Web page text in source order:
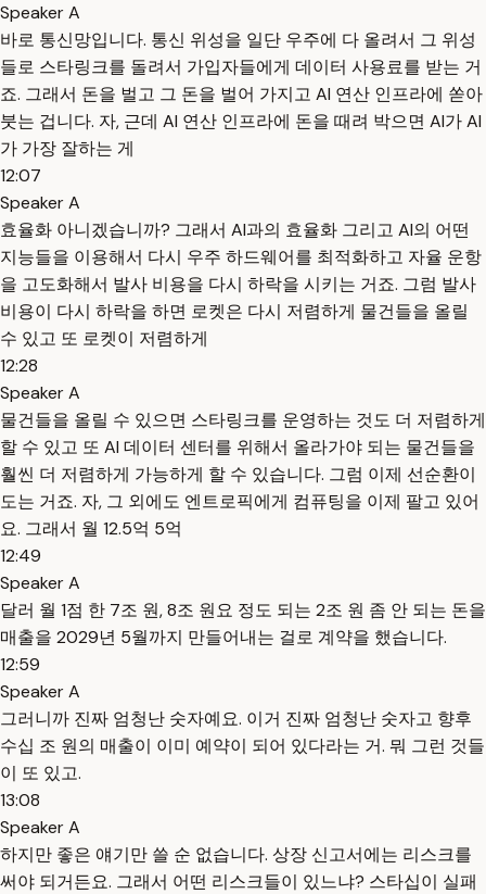
Speaker A
바로 통신망입니다. 통신 위성을 일단 우주에 다 올려서 그 위성
들로 스타링크를 돌려서 가입자들에게 데이터 사용료를 받는 거
죠. 그래서 돈을 벌고 그 돈을 벌어 가지고 AI 연산 인프라에 쏟아
붓는 겁니다. 자, 근데 AI 연산 인프라에 돈을 때려 박으면 AI가 AI
가 가장 잘하는 게
12:07
Speaker A
효율화 아니겠습니까? 그래서 AI과의 효율화 그리고 AI의 어떤
지능들을 이용해서 다시 우주 하드웨어를 최적화하고 자율 운항
을 고도화해서 발사 비용을 다시 하락을 시키는 거죠. 그럼 발사
비용이 다시 하락을 하면 로켓은 다시 저렴하게 물건들을 올릴
수 있고 또 로켓이 저렴하게
12:28
Speaker A
물건들을 올릴 수 있으면 스타링크를 운영하는 것도 더 저렴하게
할 수 있고 또 AI 데이터 센터를 위해서 올라가야 되는 물건들을
훨씬 더 저렴하게 가능하게 할 수 있습니다. 그럼 이제 선순환이
도는 거죠. 자, 그 외에도 엔트로픽에게 컴퓨팅을 이제 팔고 있어
요. 그래서 월 12.5억 5억
12:49
Speaker A
달러 월 1점 한 7조 원, 8조 원요 정도 되는 2조 원 좀 안 되는 돈을
매출을 2029년 5월까지 만들어내는 걸로 계약을 했습니다.
12:59
Speaker A
그러니까 진짜 엄청난 숫자예요. 이거 진짜 엄청난 숫자고 향후
수십 조 원의 매출이 이미 예약이 되어 있다라는 거. 뭐 그런 것들
이 또 있고.
13:08
Speaker A
하지만 좋은 얘기만 쓸 순 없습니다. 상장 신고서에는 리스크를
써야 되거든요. 그래서 어떤 리스크들이 있느냐? 스타십이 실패